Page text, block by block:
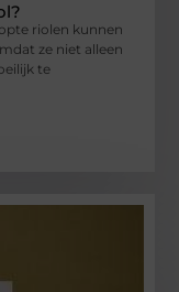
riolen kunnen
ze niet alleen
te